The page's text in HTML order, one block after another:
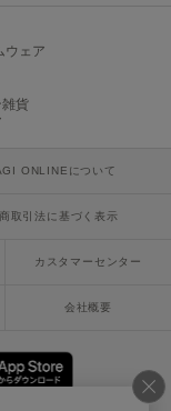
ウェア
貨
ONLINEについて
取引法に基づく表示
カスタマーセンター
会社概要